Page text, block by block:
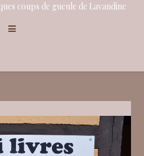
coups de gueule de Lavandine